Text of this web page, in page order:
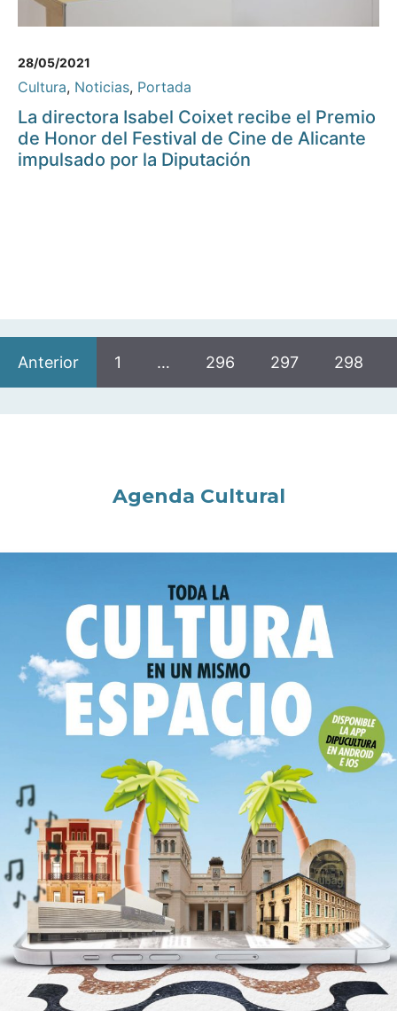
28/05/2021
Cultura, Noticias, Portada
La directora Isabel Coixet recibe el Premio
de Honor del Festival de Cine de Alicante
impulsado por la Diputación
Anterior 1 … 296 297 298
Agenda Cultural